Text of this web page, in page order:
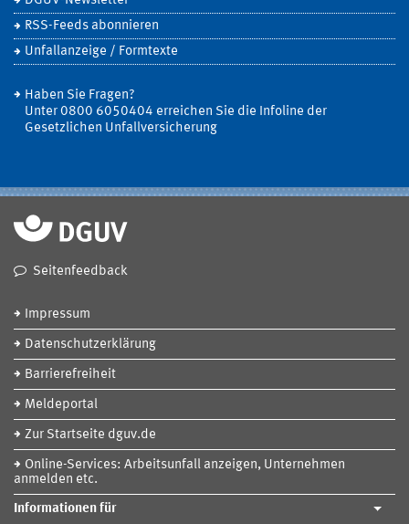
RSS-Feeds abonnieren
Unfallanzeige / Formtexte
Haben Sie Fragen?
Unter 0800 6050404 erreichen Sie die Infoline der
Gesetzlichen Unfallversicherung
Seitenfeedback
Impressum
Datenschutzerklärung
Barrierefreiheit
Meldeportal
Zur Startseite dguv.de
Online-Services: Arbeitsunfall anzeigen, Unternehmen
anmelden etc.
Informationen für